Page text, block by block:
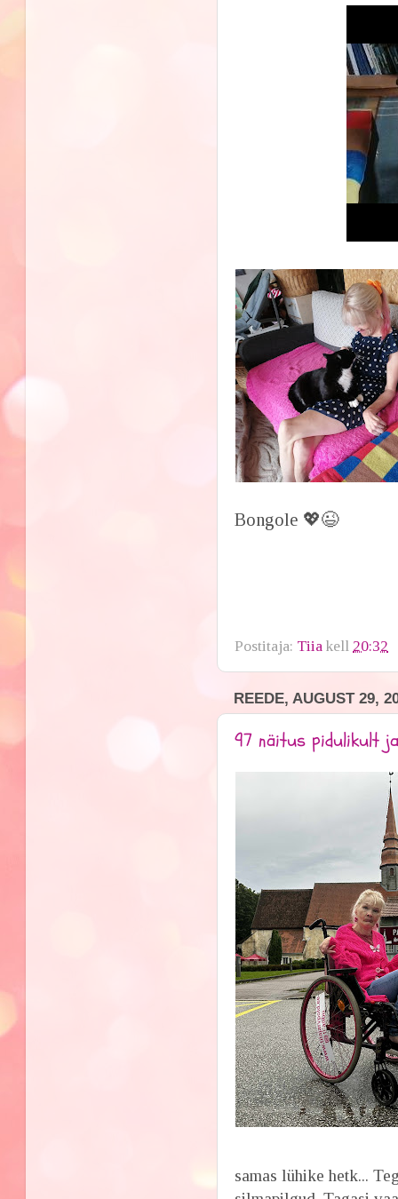
Bongole 💖😉
Postitaja: Tiia kell 20:32
REEDE, AUGUST 29,
97 näitus pidulikult
samas lühike hetk...